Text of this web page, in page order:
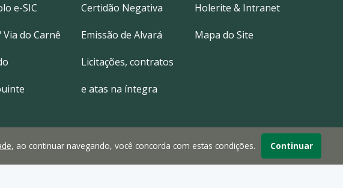
e-SIC
Via do Carnê
Certidão Negativa
Emissão de Alvará
Licitações, contratos
e atas na íntegra
Holerite & Intranet
Mapa do Site
, ao continuar navegando, você concorda com estas condições. Continuar